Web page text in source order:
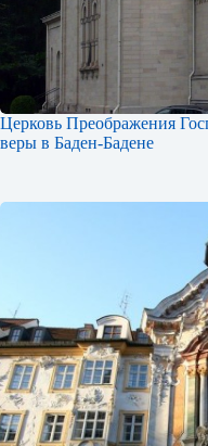
Церковь Преображения
веры в Баден-Бадене